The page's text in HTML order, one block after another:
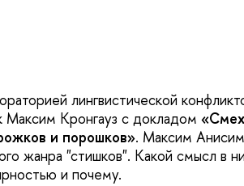
лингвистической
Максим Кронгауз с докладом
и порошков». Максим
жанра "стишков". Какой смысл в
и почему.